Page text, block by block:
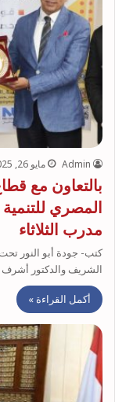
Admin مايو 26, 2025
بالتعاون مع
مدرب الثلاثاء
كتب- جودة أبو النور
الشريف والدكتور
أكمل القراءة »